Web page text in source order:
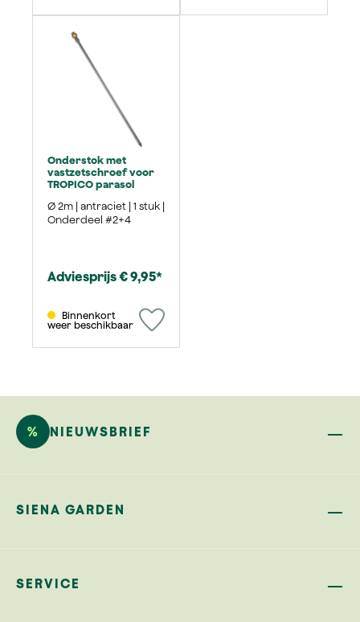
Onderstok met
vastzetschroef voor
TROPICO parasol
Ø 2m | antraciet | 1 stuk |
Onderdeel #2+4
Adviesprijs € 9,95*
weer beschikbaar
% NIEUWSBRIEF
SIENA GARDEN
SERVICE